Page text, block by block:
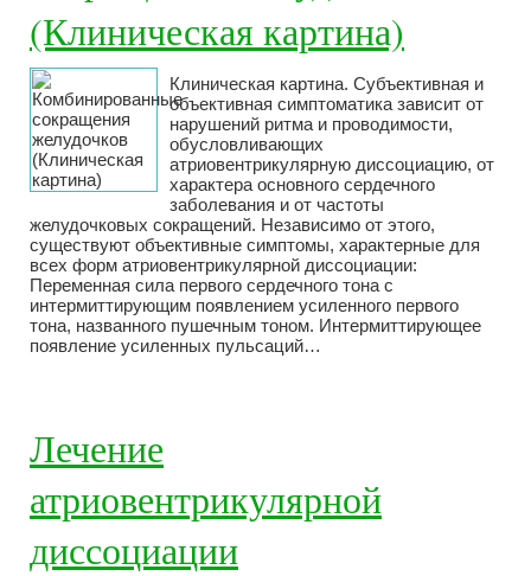
(Клиническая картина)
Клиническая картина. Субъективная и
объективная симптоматика зависит от
нарушений ритма и проводимости,
обусловливающих
атриовентрикулярную диссоциацию, от
характера основного сердечного
заболевания и от частоты
желудочковых сокращений. Независимо от этого,
существуют объективные симптомы, характерные для
всех форм атриовентрикулярной диссоциации:
Переменная сила первого сердечного тона с
интермиттирующим появлением усиленного первого
тона, названного пушечным тоном. Интермиттирующее
появление усиленных пульсаций…
Лечение
атриовентрикулярной
диссоциации